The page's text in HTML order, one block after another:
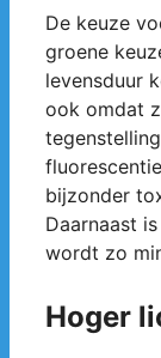
De keuze
groene
levensduur
ook omdat
bijzonder
Daarnaast
wordt zo
Hoger